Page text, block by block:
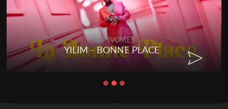
RAP IVOIRE
YILIM - BONNE PLACE